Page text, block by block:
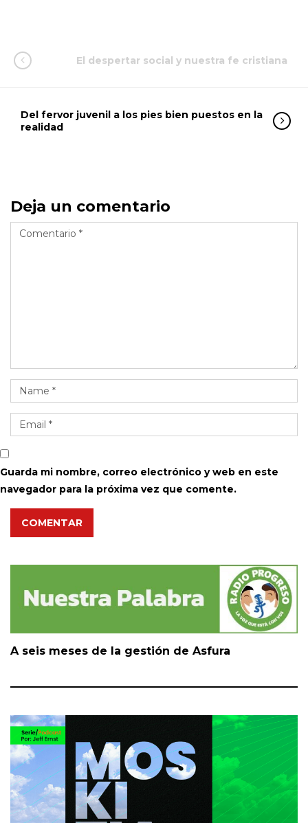
El despertar social y nuestra fe cristiana
Del fervor juvenil a los pies bien puestos en la
realidad
Deja un comentario
Guarda mi nombre, correo electrónico y web en este
navegador para la próxima vez que comente.
COMENTAR
A seis meses de la gestión de Asfura